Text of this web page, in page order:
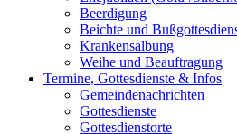
Beerdigung
Beichte und
Krankensalbung
Weihe und Beauftragung
Termine, Gottesdienste & Infos
Gemeindenachrichten
Gottesdienste
Gottesdienstorte